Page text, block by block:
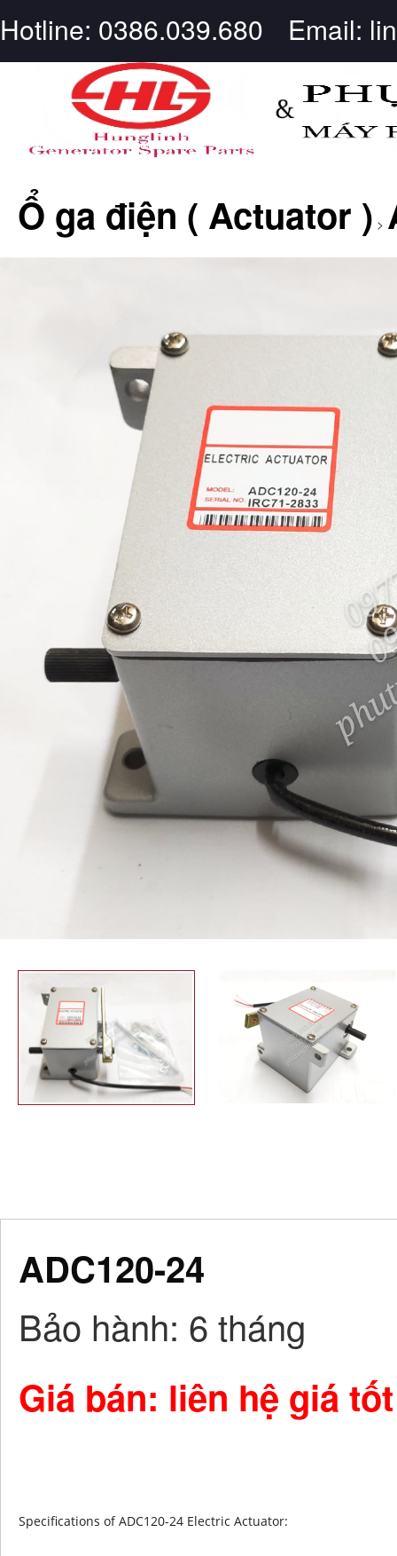
Hotline: 0386.039.680 Email:
Ổ ga điện ( Actuator ) >
ADC120-24
Bảo hành: 6 tháng
Giá bán: liên hệ giá tốt
Specifications of ADC120-24 Electric Actuator: